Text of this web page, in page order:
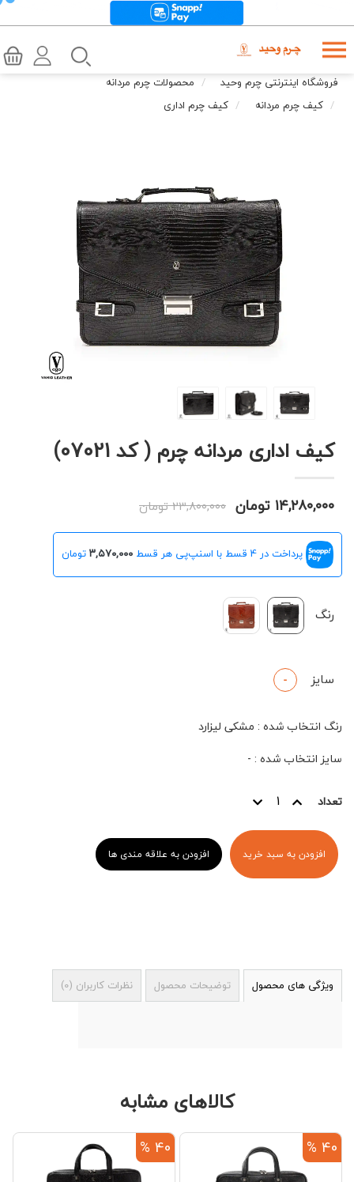
فروشگاه اینترنتی چرم وحید
محصولات چرم مردانه
کیف چرم مردانه
کیف چرم اداری
کیف اداری مردانه چرم ( کد 07021)
۱۴,۲۸۰,۰۰۰ تومان ۲۳,۸۰۰,۰۰۰ تومان
پرداخت در 4 قسط با اسنپ‌پی هر قسط ۳,۵۷۰,۰۰۰تومان
رنگ
سایز -
رنگ انتخاب شده : مشکی لیزارد
سایز انتخاب شده :
-
تعداد
افزودن به سبد خرید افزودن به علاقه مندی ها
ویژگی های محصول توضیحات محصول نظرات کاربران (
0
)
کالاهای مشابه
40 %
40 %